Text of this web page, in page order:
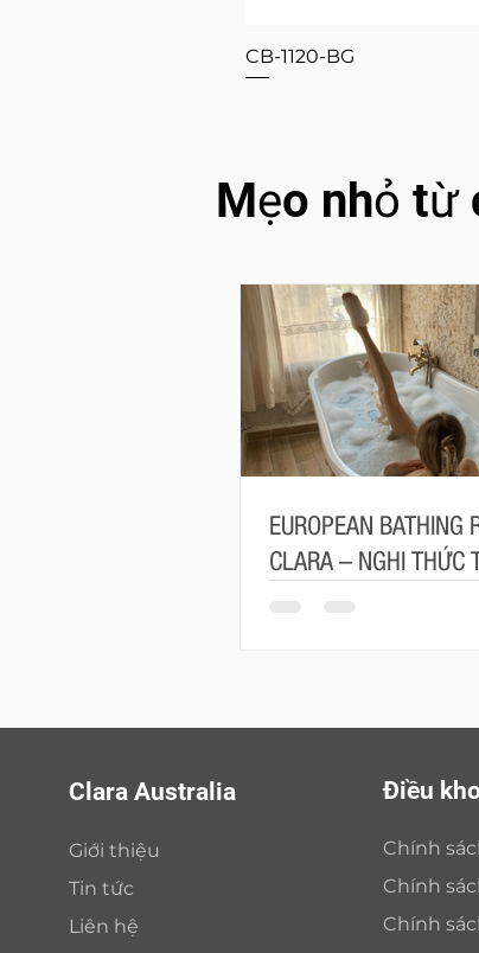
CB-1120-BG
Mẹo nhỏ từ
EUROPEAN BATHING
CLARA – NGHI THỨC
Clara Australia
Giới thiệu
Tin tức
Liên hệ
Điều
Chính
Chính
Chính